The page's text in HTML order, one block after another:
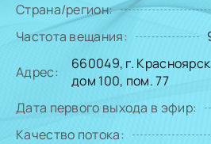
Страна/регион:
Частота вещания:
Адрес:
660049, г.
дом 100, пом. 77
Дата первого выхода в эфир:
Качество потока: